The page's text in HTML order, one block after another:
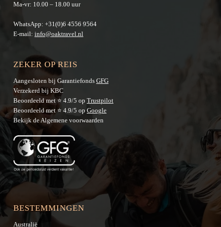
Ma-vr: 10.00 – 18.00 uur
WhatsApp: +31(0)6 4556 9564
E-mail: info@oaktravel.nl
ZEKER OP REIS
Aangesloten bij Garantiefonds GFG
Verzekerd bij KBC
Beoordeeld met ⭐ 4.9/5 op Trustpilot
Beoordeeld met ⭐ 4.9/5 op Google
Bekijk deAlgemene voorwaarden
BESTEMMINGEN
Australië